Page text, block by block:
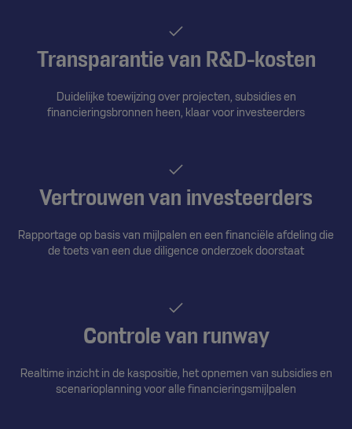
Transparantie van R&D-kosten
Duidelijke toewijzing over projecten, subsidies en
financieringsbronnen heen, klaar voor investeerders
Vertrouwen van investeerders
Rapportage op basis van mijlpalen en een financiële afdeling die
de toets van een due diligence onderzoek doorstaat
Controle van runway
Realtime inzicht in de kaspositie, het opnemen van subsidies en
scenarioplanning voor alle financieringsmijlpalen